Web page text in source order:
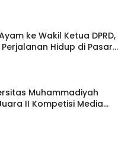
ke Wakil Ketua DPRD,
Hidup di Pasar
Muhammadiyah
II Kompetisi Media
Tingkat Internasional